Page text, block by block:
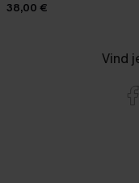
38,00 €
Vind